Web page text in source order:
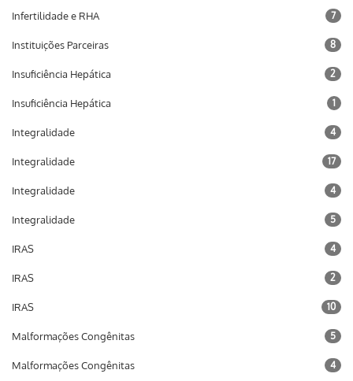
Infertilidade e RHA 7
Instituições Parceiras 8
Insuficiência Hepática 2
Insuficiência Hepática 1
Integralidade 4
Integralidade 17
Integralidade 4
Integralidade 5
IRAS 4
IRAS 2
IRAS 10
Malformações Congênitas 5
Malformações Congênitas 4